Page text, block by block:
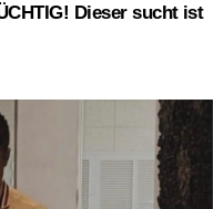
Dieser sucht ist